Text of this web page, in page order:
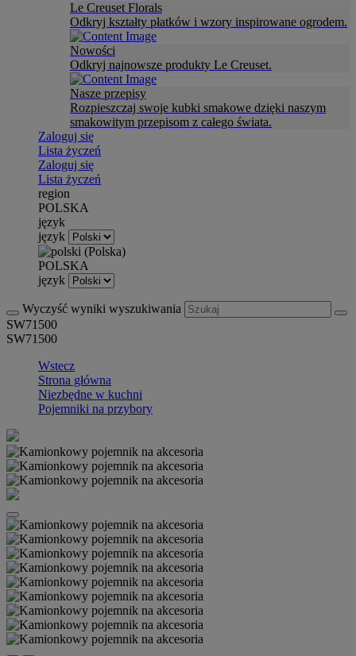
Le Creuset Florals
Odkryj kształty płatków i wzory inspirowane ogrodem.
Nowości
Odkryj najnowsze produkty Le Creuset.
Nasze przepisy
Rozpieszczaj swoje kubki smakowe dzięki naszym
smakowitym przepisom z całego świata.
Zaloguj się
Lista życzeń
Zaloguj się
Lista życzeń
region
POLSKA
język
język
POLSKA
język
Wyczyść wyniki wyszukiwania
SW71500
SW71500
Wstecz
Strona główna
Niezbędne w kuchni
Pojemniki na przybory